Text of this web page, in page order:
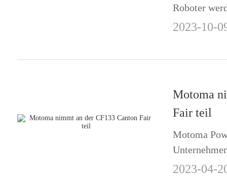
Roboter
2023-10-
Motoma
Fair teil
Motoma
April bis
2023-04-